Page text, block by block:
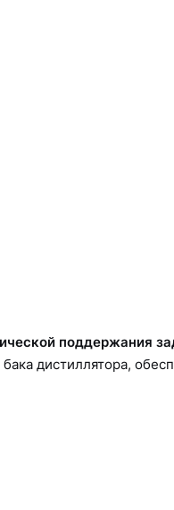
поддержания
дистиллятора,